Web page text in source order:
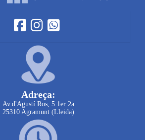
Adreça:
Av.d'Agustí Ros, 5 1er 2a
25310 Agramunt (Lleida)